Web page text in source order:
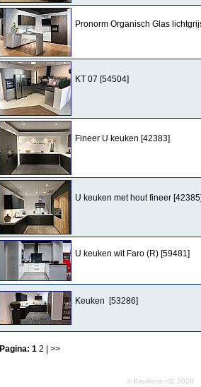
Pronorm Organisch Glas
KT 07 [54504]
Fineer U keuken [42383]
U keuken met hout fineer
U keuken wit Faro (R) [59481]
Keuken [53286]
Pagina: 1 2 | >>
© Keukens.nl2